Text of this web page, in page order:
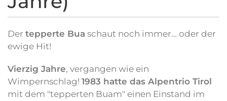
Der tepperte Bua schaut noch immer… oder der
ewige Hit!
Vierzig Jahre, vergangen wie ein
Wimpernschlag! 1983 hatte das Alpentrio Tirol
mit dem "tepperten Buam" einen Einstand im